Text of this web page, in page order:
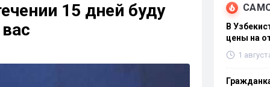
15 дней буду
В
цены на
1